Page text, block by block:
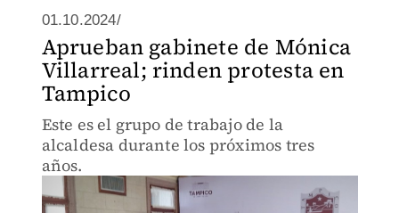
01.10.2024/
Aprueban gabinete de Mónica
Villarreal; rinden protesta en
Tampico
Este es el grupo de trabajo de la
alcaldesa durante los próximos tres
años.